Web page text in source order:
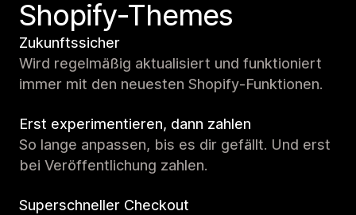
Shopify-Themes
Zukunftssicher
Wird regelmäßig aktualisiert und funktioniert
immer mit den neuesten Shopify-Funktionen.
Erst experimentieren, dann zahlen
So lange anpassen, bis es dir gefällt. Und erst
bei Veröffentlichung zahlen.
Superschneller Checkout